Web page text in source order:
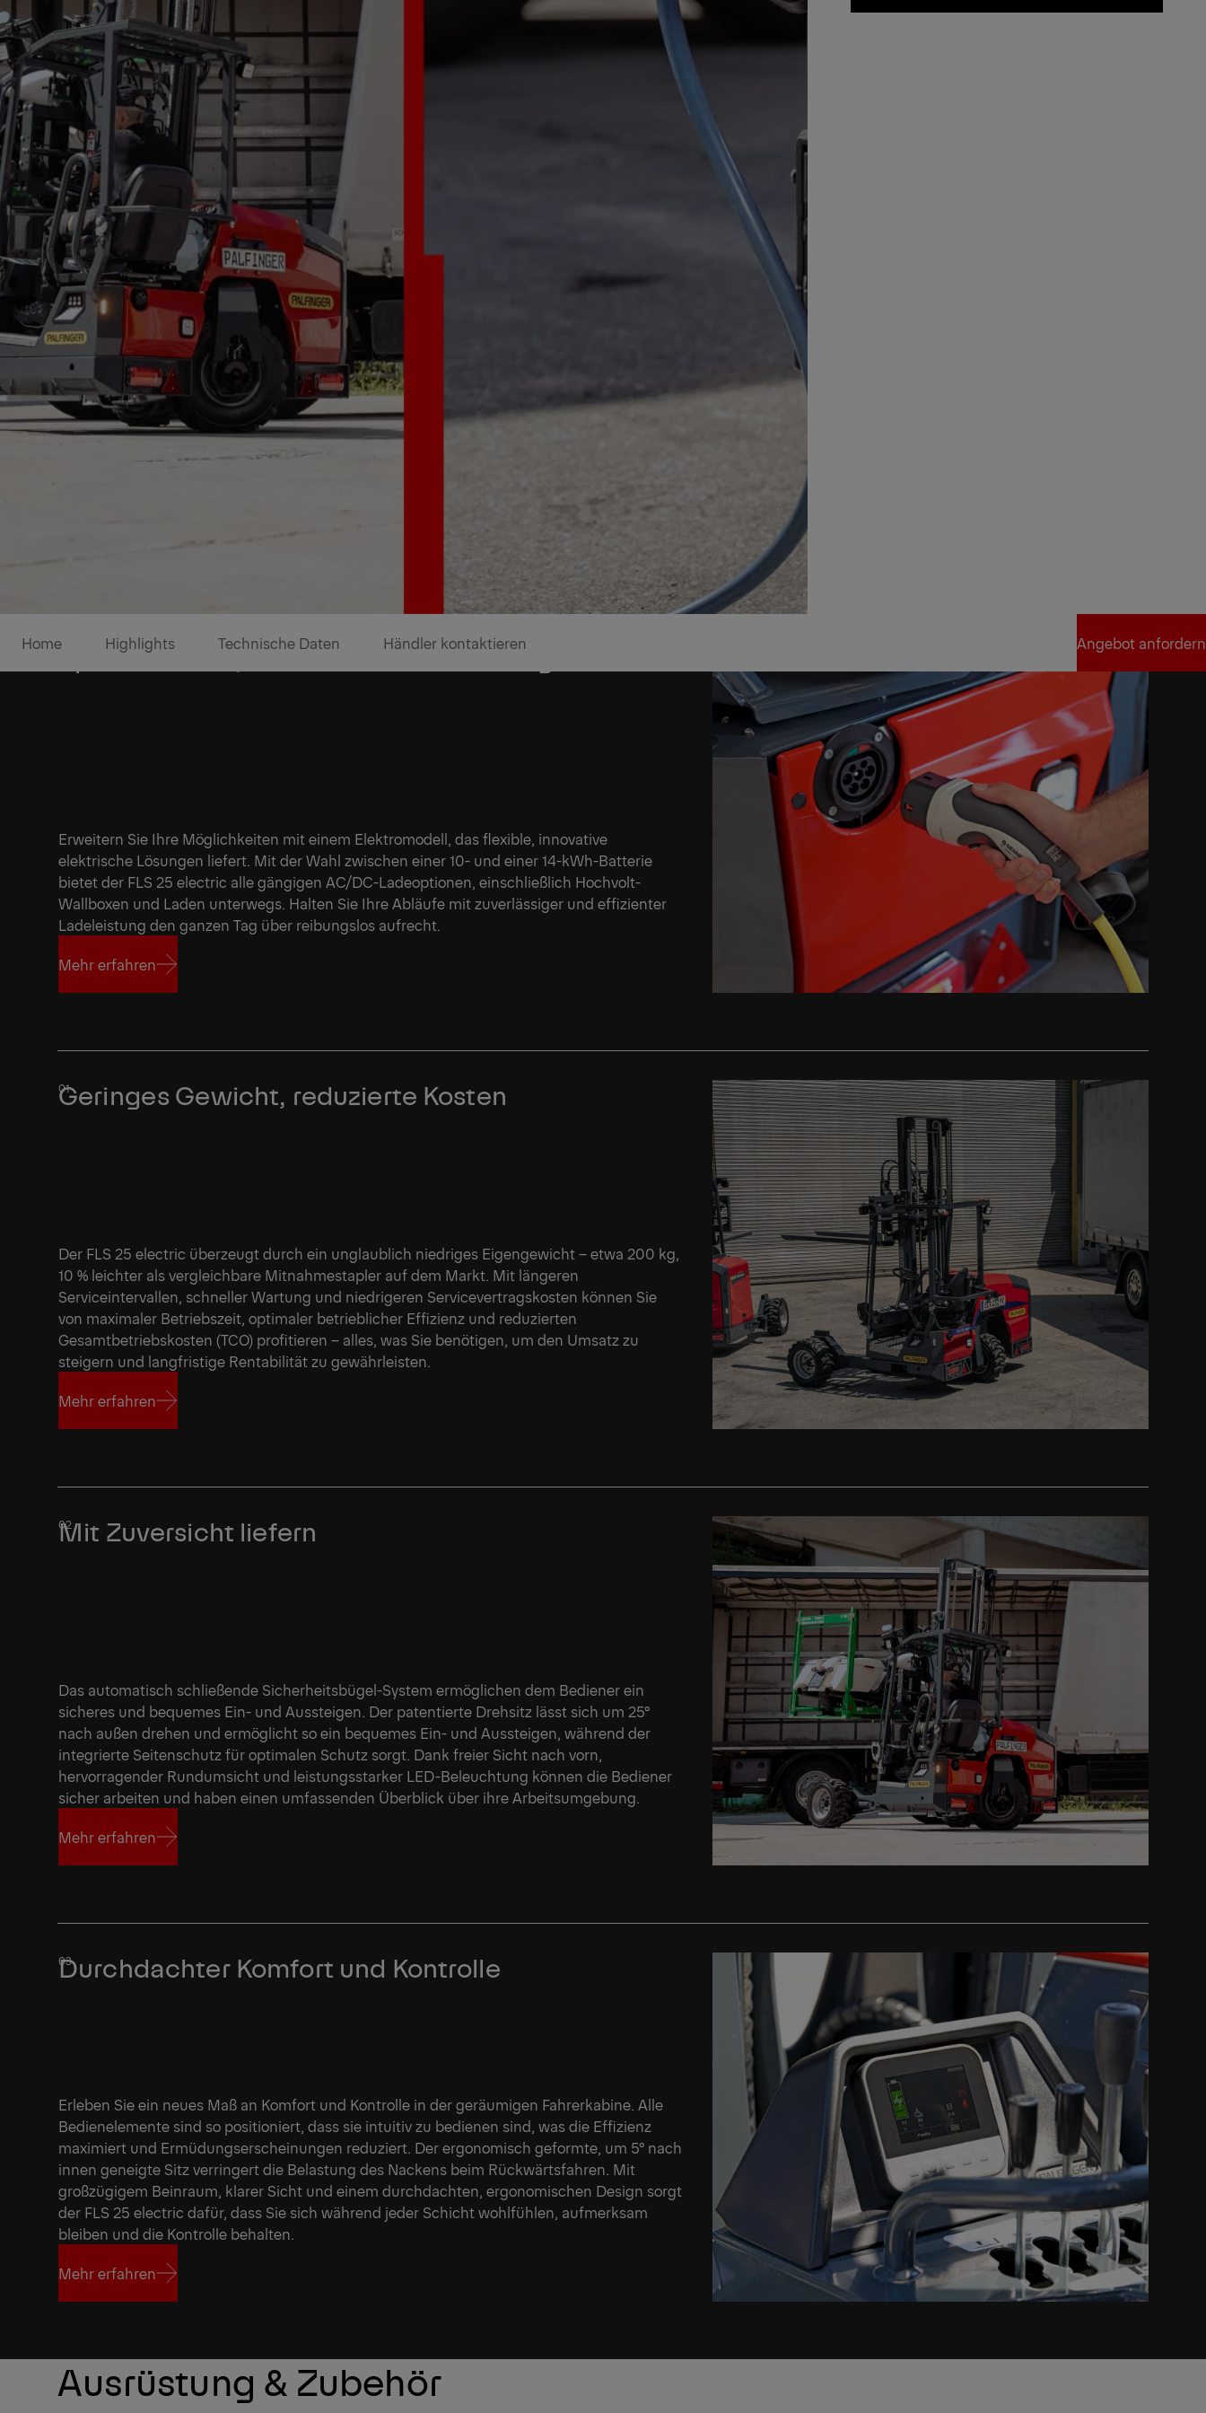
1/25
Weiter
Weiter
Home Highlights Technische Daten Händler kontaktieren Angebot anfordern
Angebot anfordern
Spitzen-Power, wo immer Sie sie benötigen
Erweitern Sie Ihre Möglichkeiten mit einem Elektromodell, das flexible, innovative
elektrische Lösungen liefert. Mit der Wahl zwischen einer 10- und einer 14-kWh-Batterie
bietet der FLS 25 electric alle gängigen AC/DC-Ladeoptionen, einschließlich Hochvolt-
Wallboxen und Laden unterwegs. Halten Sie Ihre Abläufe mit zuverlässiger und effizienter
Ladeleistung den ganzen Tag über reibungslos aufrecht.
Mehr erfahren
Geringes Gewicht, reduzierte Kosten
Der FLS 25 electric überzeugt durch ein unglaublich niedriges Eigengewicht – etwa 200 kg,
10 % leichter als vergleichbare Mitnahmestapler auf dem Markt. Mit längeren
Serviceintervallen, schneller Wartung und niedrigeren Servicevertragskosten können Sie
von maximaler Betriebszeit, optimaler betrieblicher Effizienz und reduzierten
Gesamtbetriebskosten (TCO) profitieren – alles, was Sie benötigen, um den Umsatz zu
steigern und langfristige Rentabilität zu gewährleisten.
Mehr erfahren
Mit Zuversicht liefern
Das automatisch schließende Sicherheitsbügel-System ermöglichen dem Bediener ein
sicheres und bequemes Ein- und Aussteigen. Der patentierte Drehsitz lässt sich um 25°
nach außen drehen und ermöglicht so ein bequemes Ein- und Aussteigen, während der
integrierte Seitenschutz für optimalen Schutz sorgt. Dank freier Sicht nach vorn,
hervorragender Rundumsicht und leistungsstarker LED-Beleuchtung können die Bediener
sicher arbeiten und haben einen umfassenden Überblick über ihre Arbeitsumgebung.
Mehr erfahren
Durchdachter Komfort und Kontrolle
Erleben Sie ein neues Maß an Komfort und Kontrolle in der geräumigen Fahrerkabine. Alle
Bedienelemente sind so positioniert, dass sie intuitiv zu bedienen sind, was die Effizienz
maximiert und Ermüdungserscheinungen reduziert. Der ergonomisch geformte, um 5° nach
innen geneigte Sitz verringert die Belastung des Nackens beim Rückwärtsfahren. Mit
großzügigem Beinraum, klarer Sicht und einem durchdachten, ergonomischen Design sorgt
der FLS 25 electric dafür, dass Sie sich während jeder Schicht wohlfühlen, aufmerksam
bleiben und die Kontrolle behalten.
Mehr erfahren
Ausrüstung & Zubehör